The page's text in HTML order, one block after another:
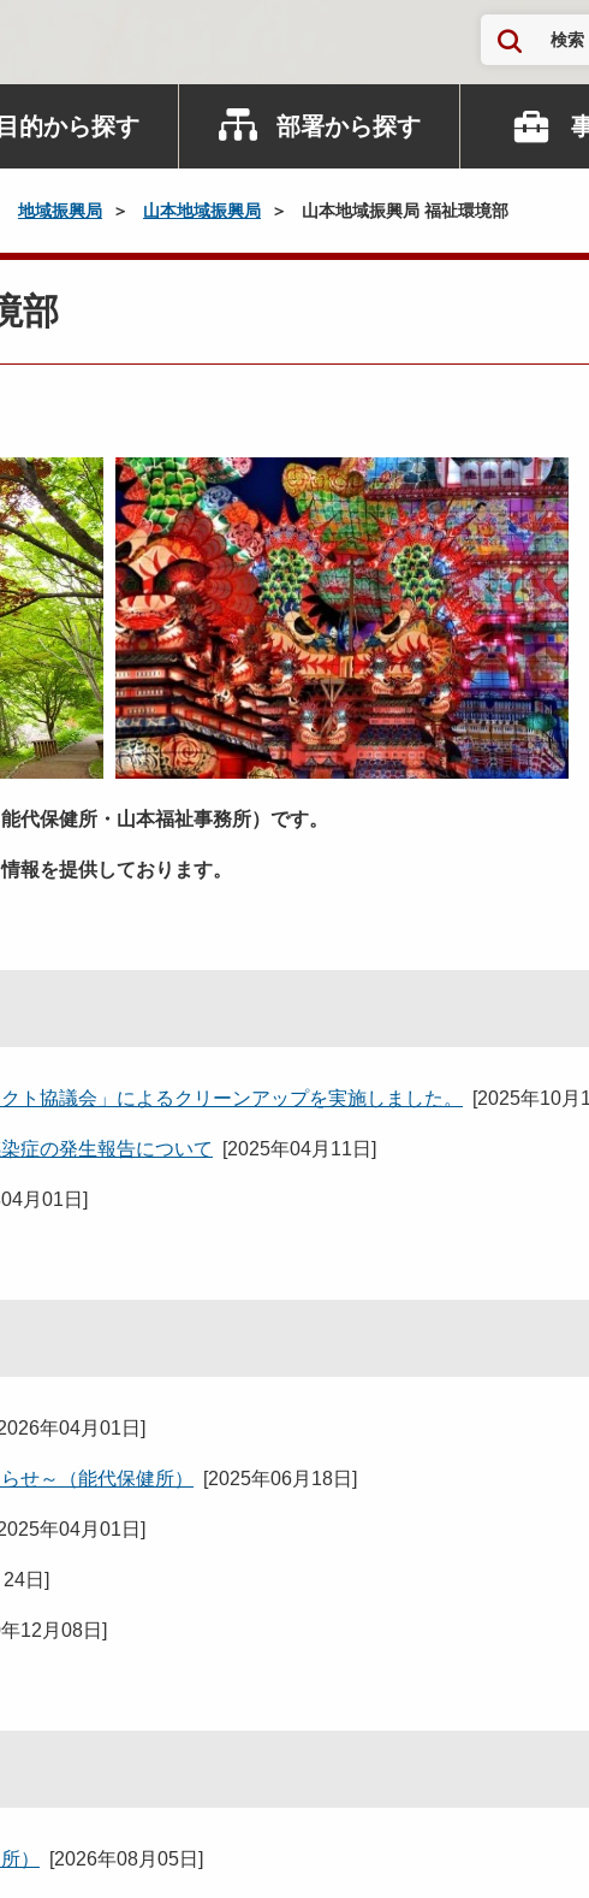
検索
目的から探す 部署から探す
地域振興局 山本地域振興局 山本地域振興局 福祉環境部
部
代保健所・山本福祉事務所）です。
報を提供しております。
ト協議会」によるクリーンアップを実施しました。 [2025年10月
症の発生報告について [2025年04月11日 ]
月01日 ]
年04月01日 ]
せ～（能代保健所） [2025年06月18日 ]
年04月01日 ]
日 ]
12月08日 ]
） [2026年08月05日 ]